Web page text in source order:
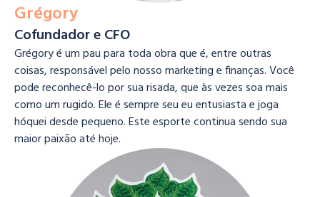
Grégory
Cofundador e CFO
Grégory é um pau para toda obra que é, entre outras
coisas, responsável pelo nosso marketing e finanças. Você
pode reconhecê-lo por sua risada, que às vezes soa mais
como um rugido. Ele é sempre seu eu entusiasta e joga
hóquei desde pequeno. Este esporte continua sendo sua
maior paixão até hoje.